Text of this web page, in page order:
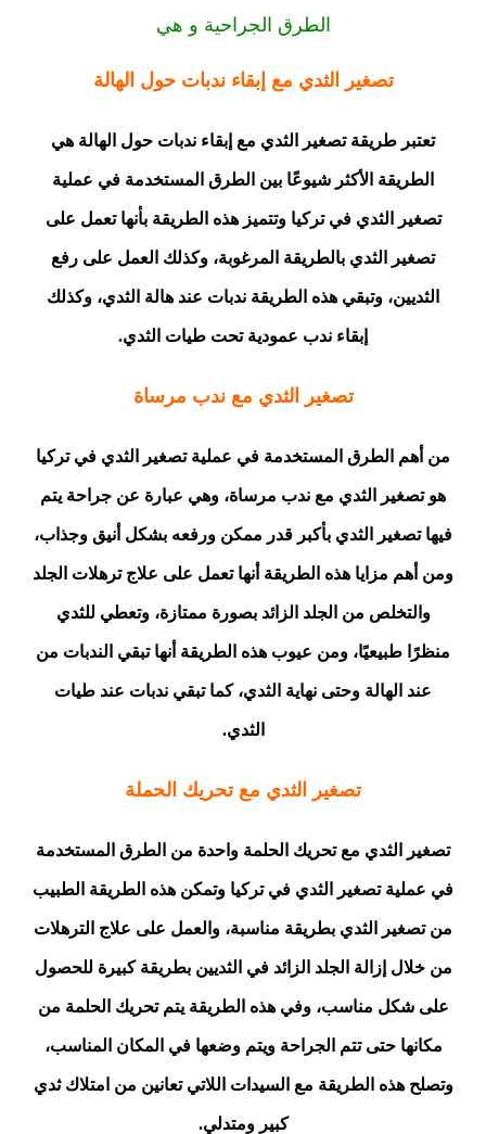
الطرق الجراحية و هي
تصغير الثدي مع إبقاء ندبات حول الهالة
تعتبر طريقة تصغير الثدي مع إبقاء ندبات حول الهالة هي
الطريقة الأكثر شيوعًا بين الطرق المستخدمة في عملية
تصغير الثدي في تركيا وتتميز هذه الطريقة بأنها تعمل على
تصغير الثدي بالطريقة المرغوبة، وكذلك العمل على رفع
الثديين، وتبقي هذه الطريقة ندبات عند هالة الثدي، وكذلك
إبقاء ندب عمودية تحت طيات الثدي.
تصغير الثدي مع ندب مرساة
من أهم الطرق المستخدمة في عملية تصغير الثدي في تركيا
هو تصغير الثدي مع ندب مرساة، وهي عبارة عن جراحة يتم
فيها تصغير الثدي بأكبر قدر ممكن ورفعه بشكل أنيق وجذاب،
ومن أهم مزايا هذه الطريقة أنها تعمل على علاج ترهلات الجلد
والتخلص من الجلد الزائد بصورة ممتازة، وتعطي للثدي
منظرًا طبيعيًا، ومن عيوب هذه الطريقة أنها تبقي الندبات من
عند الهالة وحتى نهاية الثدي، كما تبقي ندبات عند طيات
الثدي.
تصغير الثدي مع تحريك الحملة
تصغير الثدي مع تحريك الحلمة واحدة من الطرق المستخدمة
في عملية تصغير الثدي في تركيا وتمكن هذه الطريقة الطبيب
من تصغير الثدي بطريقة مناسبة، والعمل على علاج الترهلات
من خلال إزالة الجلد الزائد في الثديين بطريقة كبيرة للحصول
على شكل مناسب، وفي هذه الطريقة يتم تحريك الحلمة من
مكانها حتى تتم الجراحة ويتم وضعها في المكان المناسب،
وتصلح هذه الطريقة مع السيدات اللاتي تعانين من امتلاك ثدي
كبير ومتدلي.